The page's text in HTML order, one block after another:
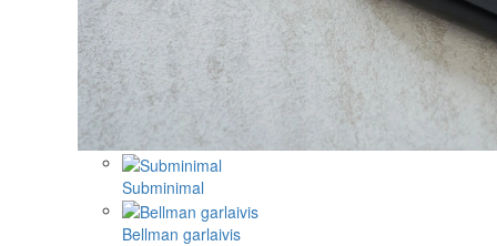
Subminimal
Bellman garlaivis